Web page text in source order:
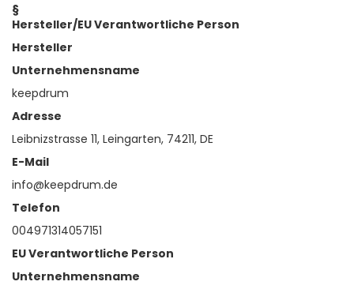
§
Hersteller/EU Verantwortliche Person
Hersteller
Unternehmensname
keepdrum
Adresse
Leibnizstrasse 11, Leingarten, 74211, DE
E-Mail
info@keepdrum.de
Telefon
004971314057151
EU Verantwortliche Person
Unternehmensname